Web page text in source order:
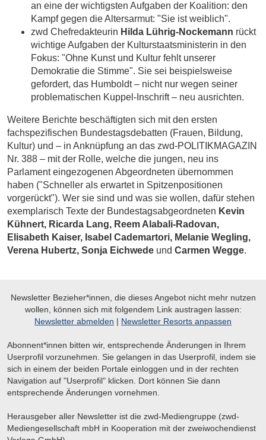
an eine der wichtigsten Aufgaben der Koalition: den
Kampf gegen die Altersarmut: "Sie ist weiblich".
zwd Chefredakteurin Hilda Lührig-Nockemann rückt
wichtige Aufgaben der Kulturstaatsministerin in den
Fokus: "Ohne Kunst und Kultur fehlt unserer
Demokratie die Stimme". Sie sei beispielsweise
gefordert, das Humboldt – nicht nur wegen seiner
problematischen Kuppel-Inschrift – neu ausrichten.
Weitere Berichte beschäftigten sich mit den ersten
fachspezifischen Bundestagsdebatten (Frauen, Bildung,
Kultur) und – in Anknüpfung an das zwd-POLITIKMAGAZIN
Nr. 388 – mitder Rolle, welche die jungen, neu ins
Parlament eingezogenen Abgeordneten übernommen
haben ("Schneller als erwartet in Spitzenpositionen
vorgerückt"). Wer sie sind und was sie wollen, dafür stehen
exemplarisch Texte der Bundestagsabgeordneten Kevin
Kühnert, Ricarda Lang, Reem Alabali-Radovan,
Elisabeth Kaiser, Isabel Cademartori, Melanie Wegling,
Verena Hubertz, Sonja Eichwede und Carmen Wegge.
Newsletter Bezieher*innen, die dieses Angebot nicht mehr nutzen
wollen, können sich mit folgendem Link austragen lassen:
Newsletter abmelden | Newsletter Resorts anpassen
Abonnent*innen bitten wir, entsprechende Änderungen in Ihrem
Userprofil vorzunehmen. Sie gelangen in das Userprofil, indem sie
sich in einem der beiden Portale einloggen und in der rechten
Navigation auf "Userprofil" klicken. Dort können Sie dann
entsprechende Änderungen vornehmen.
Herausgeber aller Newsletter ist die zwd-Mediengruppe (zwd-
Mediengesellschaft mbH in Kooperation mit der zweiwochendienst